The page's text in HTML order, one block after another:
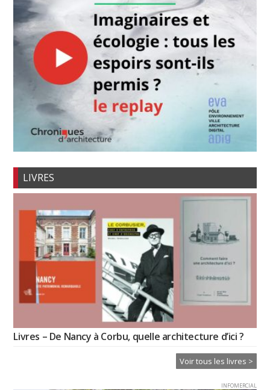
LIVRES
Livres – De Nancy à Corbu, quelle architecture d’ici ?
Voir tous les livres >
INFOMERCIAL